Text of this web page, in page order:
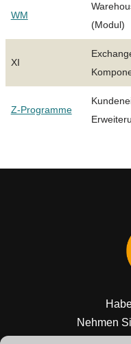
WM
(Modul)
XI
Z-Programme
Nehmen